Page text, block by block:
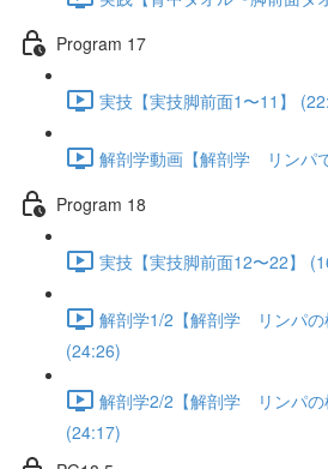
Program 17
実技【実技脚前面1〜11】
解剖学動画【解剖学 リンパ
Program 18
実技【実技脚前面12〜22】
解剖学1/2【解剖学 リンパの
(24:26)
解剖学2/2【解剖学 リンパの
(24:17)